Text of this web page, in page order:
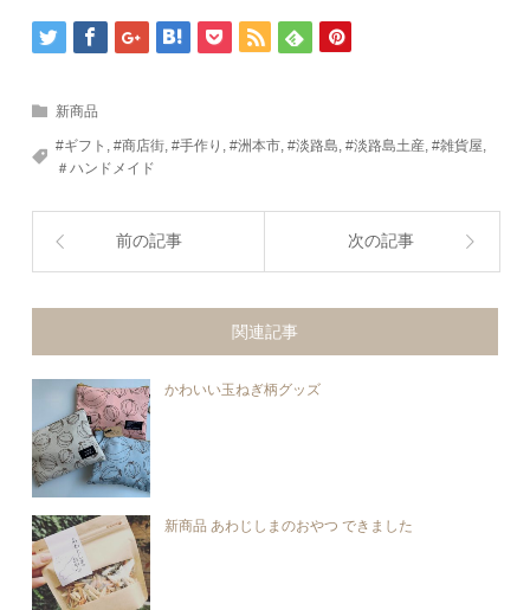
新商品
#ギフト ,#商店街 ,#手作り ,#洲本市 ,#淡路島 ,#淡路島土産 ,#雑貨屋
＃ハンドメイド
前の記事 次の記事
関連記事
かわいい玉ねぎ柄グッズ
新商品 あわじしまのおやつ できました